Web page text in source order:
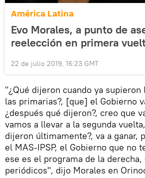
América Latina
Evo Morales, a punto de
reelección en primera
22 de julio 2019, 16:23 GMT
"¿Qué dijeron cuando ya
las primarias?, [que] el Gobierno
¿después qué dijeron?, creo que
vamos a llevar a la segunda
dijeron últimamente?, va a ganar,
el MAS-IPSP, el Gobierno que no
ese es el programa de la derecha,
periódicos", dijo Morales en